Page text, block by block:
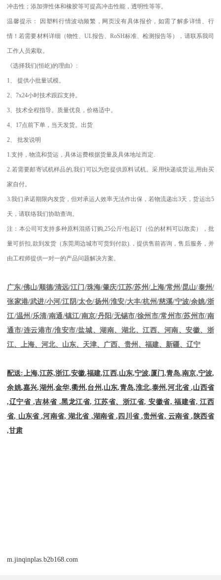
冲击性；添加弹性体和橡胶等可提高冲击性能，透明性等等。
温馨提示： 因塑料行情波动频繁，网页没有具体报价，如需了解多详情、行
情！若需要材料详细（物性、 UL报告、RoSH标准、检测报告等），请联系我司
工作人员索取。
《选择我们(恒屹)的理由》 :
1 、提供小批量试模。
2 、7x24小时技术跟踪支持。
3 、技术全程指导。质量优良，价格适中。
4 17点前下单，当天发货。出货
2 、批发说明
1.支持，物流和货运，具体运费根据货量及具体地址而定
2. 若需要邮寄试机样品的 我们可以为您提供原料试机。采用快递或货运 用由买
家自付。
3.我们承诺期限内发货，但对承运人效率无法作出保，若物流递出3天，货运出5
天，请联络我们协助查询。
注：本公司可支持多种原料混搭订购 ,25公斤/包起订（位的材料可以散卖），批
量可折扣 款到发货（东莞周边城市可货到付款). ，提供售前咨询，售后服务，并
由工程师提供一对一的产品问题解决方案。
广东/佛山/顺德/清远/江门/珠海/肇庆/江苏/苏州/上海/常州/昆山/泰州/
张家港/武进/小河/江阴/太仓/扬州/淮安/大丰/杭州/慈溪/宁波/余姚/浙
江/温州/乐清/南通/镇江/南京/丹阳/无锡市/徐州市/常州市/苏州市/南
通市/连云港市/淮安市/盐城、湖南、湖北、江西、河南、安徽、浙
江、上海、河北、山东、天津、广西、贵州、福建、新疆、辽宁
配送: 上海,江苏,浙江,安徽,福建,江西,山东,宁波,厦门,青岛,南京,宁波,
余姚,嘉兴,湖州,金华,衢州,台州,山东,青岛,淮北,泰州,河北省 ,山西省
,辽宁省 ,吉林省 ,黑龙江省, 江苏省、浙江省, 安徽省, 福建省, 江西
省, 山东省 ,河南省, 湖北省 ,湖南省 ,四川省 ,贵州省, 云南省 ,陕西省
,甘肃
m.jinqinplas.b2b168.com